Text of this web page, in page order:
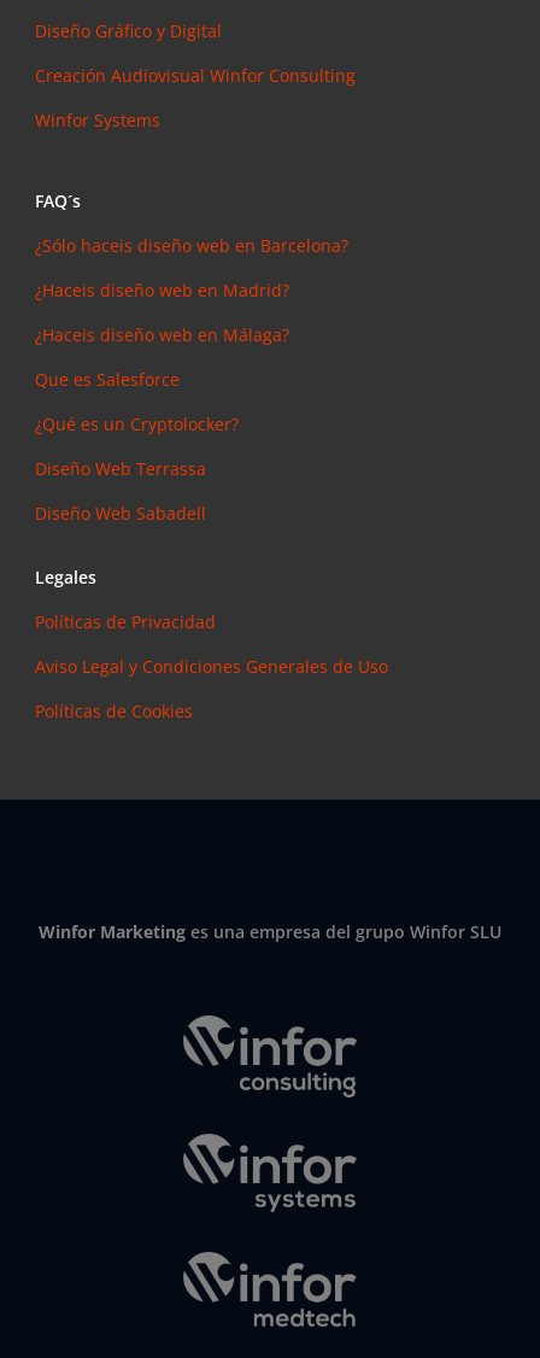
Diseño Gráfico y Digital
Creación AudiovisualWinfor Consulting
Winfor Systems
FAQ´s
¿Sólo haceis diseño web en Barcelona?
¿Haceis diseño web en Madrid?
¿Haceis diseño web en Málaga?
Que es Salesforce
¿Qué es un Cryptolocker?
Diseño Web Terrassa
Diseño Web Sabadell
Legales
Políticas de Privacidad
Aviso Legal y Condiciones Generales de Uso
Políticas de Cookies
Winfor Marketing es una empresa del grupo Winfor SLU